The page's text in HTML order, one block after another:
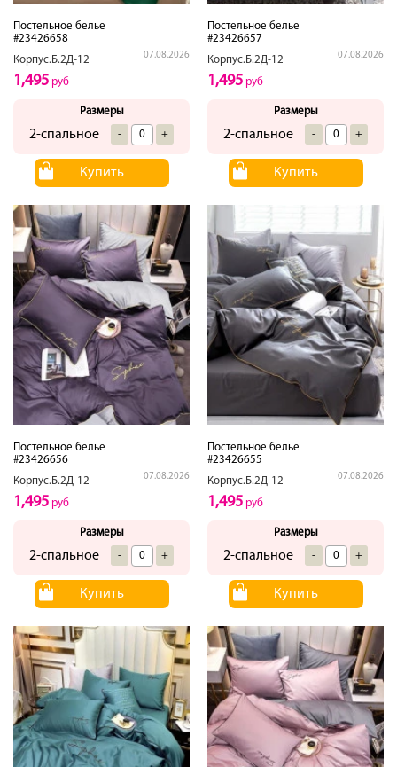
Постельное белье
#23426658
Корпус.Б.2Д-12
07.08.2026
1,495 руб
Размеры
2-спальное - +
Купить
Постельное белье
#23426657
Корпус.Б.2Д-12
07.08.2026
1,495 руб
Размеры
2-спальное - +
Купить
Постельное белье
#23426656
Корпус.Б.2Д-12
07.08.2026
1,495 руб
Размеры
2-спальное - +
Купить
Постельное белье
#23426655
Корпус.Б.2Д-12
07.08.2026
1,495 руб
Размеры
2-спальное - +
Купить